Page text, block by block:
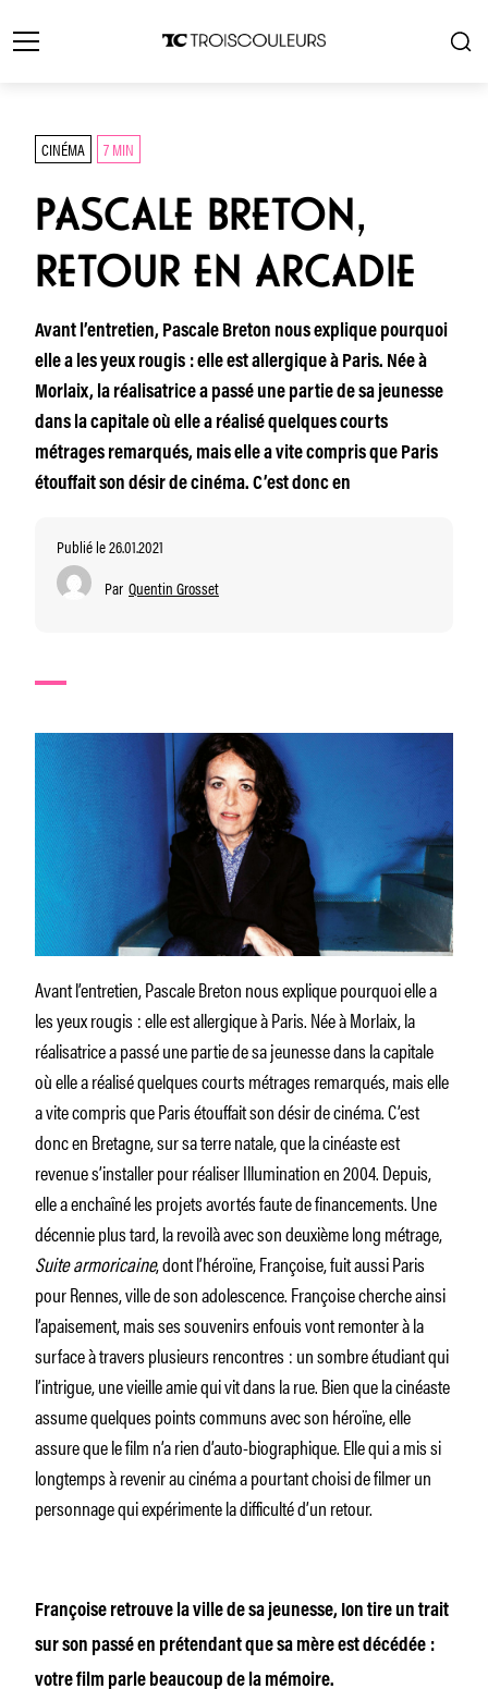
CINÉMA 7 MIN
PASCALE BRETON,
RETOUR EN ARCADIE
Avant l’entretien, Pascale Breton nous explique pourquoi
elle a les yeux rougis : elle est allergique à Paris. Née à
Morlaix, la réalisatrice a passé une partie de sa jeunesse
dans la capitale où elle a réalisé quelques courts
métrages remarqués, mais elle a vite compris que Paris
étouffait son désir de cinéma. C’est donc en
Publié le 26.01.2021
Par Quentin Grosset
Avant l’entretien, Pascale Breton nous explique pourquoi elle a
les yeux rougis : elle est allergique à Paris. Née à Morlaix, la
réalisatrice a passé une partie de sa jeunesse dans la capitale
où elle a réalisé quelques courts métrages remarqués, mais elle
a vite compris que Paris étouffait son désir de cinéma. C’est
donc en Bretagne, sur sa terre natale, que la cinéaste est
revenue s’installer pour réaliser Illumination en 2004. Depuis,
elle a enchaîné les projets avortés faute de financements. Une
décennie plus tard, la revoilà avec son deuxième long métrage,
Suite armoricaine, dont l’héroïne, Françoise, fuit aussi Paris
pour Rennes, ville de son adolescence. Françoise cherche ainsi
l’apaisement, mais ses souvenirs enfouis vont remonter à la
surface à travers plusieurs rencontres : un sombre étudiant qui
l’intrigue, une vieille amie qui vit dans la rue. Bien que la cinéaste
assume quelques points communs avec son héroïne, elle
assure que le film n’a rien d’auto-biographique. Elle qui a mis si
longtemps à revenir au cinéma a pourtant choisi de filmer un
personnage qui expérimente la difficulté d’un retour.
Françoise retrouve la ville de sa jeunesse, Ion tire un trait
sur son passé en prétendant que sa mère est décédée :
votre film parle beaucoup de la mémoire.